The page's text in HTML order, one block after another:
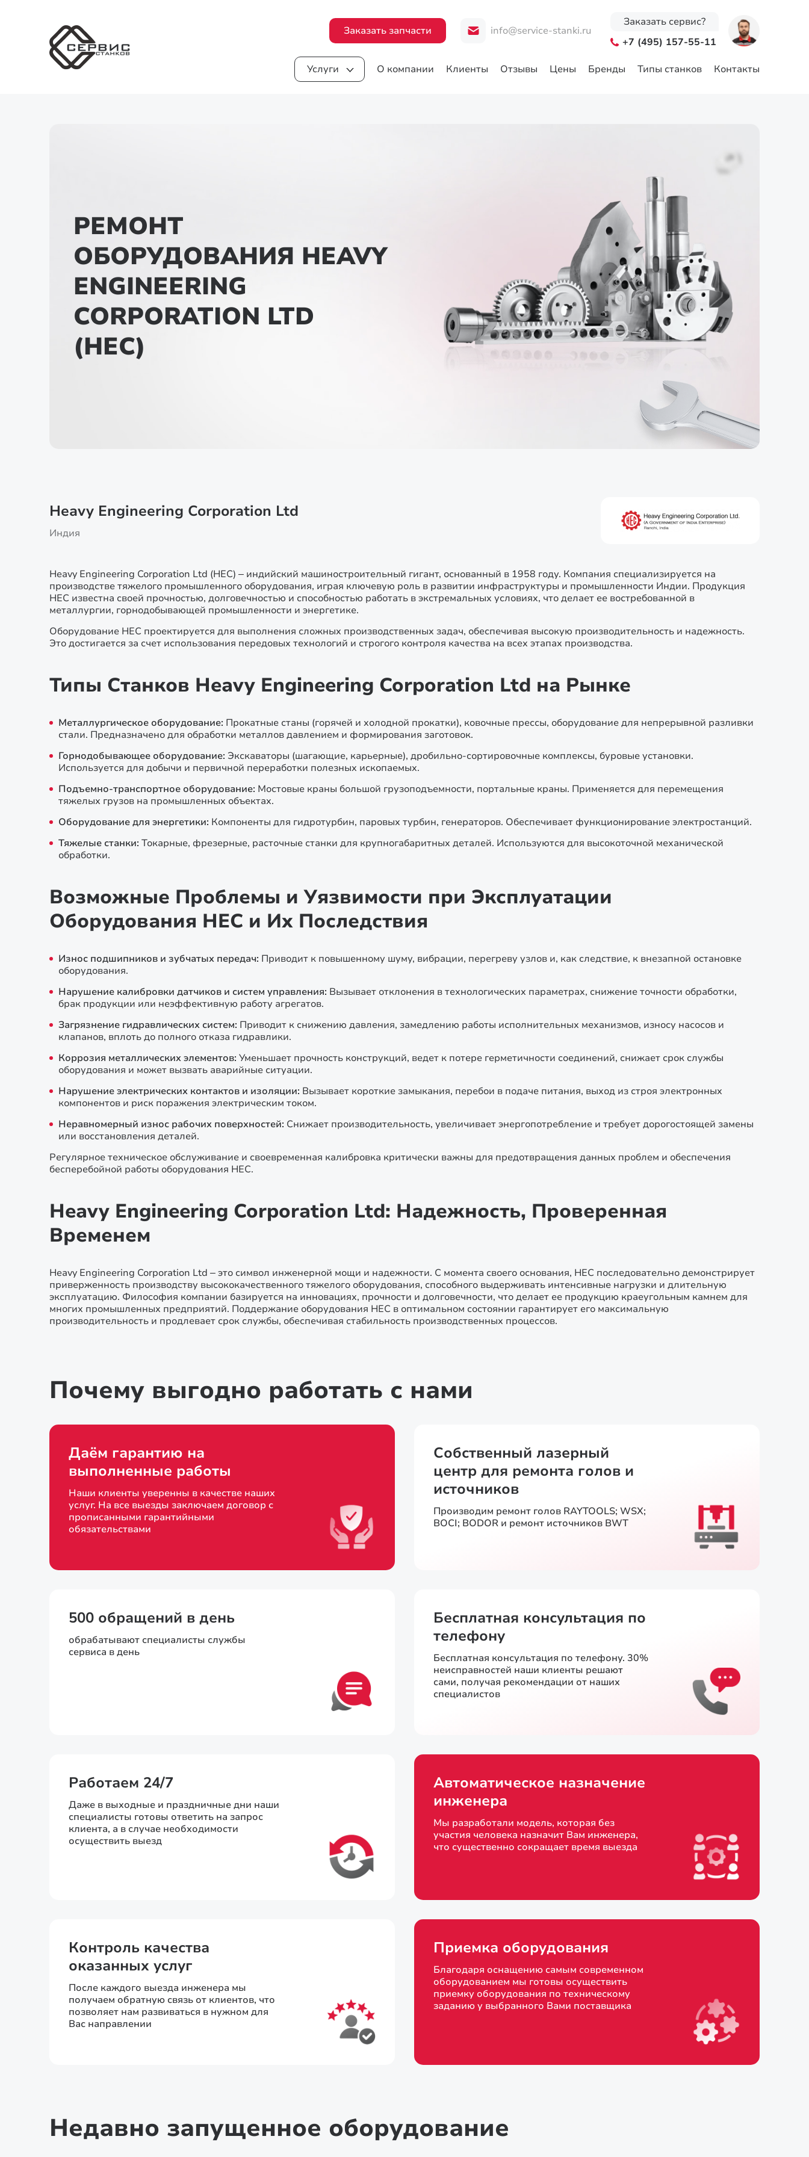
Услуги О компании Клиенты Отзывы Цены Бренды Типы станков Контакты
Заказать запчасти info@service-stanki.ru
Заказать сервис?
+7 (495) 157-55-11
РЕМОНТ
ОБОРУДОВАНИЯ HEAVY
ENGINEERING
CORPORATION LTD
(HEC)
Heavy Engineering Corporation Ltd
Индия
Heavy Engineering Corporation Ltd (HEC) – индийский машиностроительный гигант, основанный в 1958 году. Компания специализируется на
производстве тяжелого промышленного оборудования, играя ключевую роль в развитии инфраструктуры и промышленности Индии. Продукция
HEC известна своей прочностью, долговечностью и способностью работать в экстремальных условиях, что делает ее востребованной в
металлургии, горнодобывающей промышленности и энергетике.
Оборудование HEC проектируется для выполнения сложных производственных задач, обеспечивая высокую производительность и надежность.
Это достигается за счет использования передовых технологий и строгого контроля качества на всех этапах производства.
Типы Станков Heavy Engineering Corporation Ltd на Рынке
Металлургическое оборудование: Прокатные станы (горячей и холодной прокатки), ковочные прессы, оборудование для непрерывной разливки
стали. Предназначено для обработки металлов давлением и формирования заготовок.
Горнодобывающее оборудование: Экскаваторы (шагающие, карьерные), дробильно-сортировочные комплексы, буровые установки.
Используется для добычи и первичной переработки полезных ископаемых.
Подъемно-транспортное оборудование: Мостовые краны большой грузоподъемности, портальные краны. Применяется для перемещения
тяжелых грузов на промышленных объектах.
Оборудование для энергетики: Компоненты для гидротурбин, паровых турбин, генераторов. Обеспечивает функционирование электростанций.
Тяжелые станки: Токарные, фрезерные, расточные станки для крупногабаритных деталей. Используются для высокоточной механической
обработки.
Возможные Проблемы и Уязвимости при Эксплуатации
Оборудования HEC и Их Последствия
Износ подшипников и зубчатых передач: Приводит к повышенному шуму, вибрации, перегреву узлов и, как следствие, к внезапной остановке
оборудования.
Нарушение калибровки датчиков и систем управления: Вызывает отклонения в технологических параметрах, снижение точности обработки,
брак продукции или неэффективную работу агрегатов.
Загрязнение гидравлических систем: Приводит к снижению давления, замедлению работы исполнительных механизмов, износу насосов и
клапанов, вплоть до полного отказа гидравлики.
Коррозия металлических элементов: Уменьшает прочность конструкций, ведет к потере герметичности соединений, снижает срок службы
оборудования и может вызвать аварийные ситуации.
Нарушение электрических контактов и изоляции: Вызывает короткие замыкания, перебои в подаче питания, выход из строя электронных
компонентов и риск поражения электрическим током.
Неравномерный износ рабочих поверхностей: Снижает производительность, увеличивает энергопотребление и требует дорогостоящей замены
или восстановления деталей.
Регулярное техническое обслуживание и своевременная калибровка критически важны для предотвращения данных проблем и обеспечения
бесперебойной работы оборудования HEC.
Heavy Engineering Corporation Ltd: Надежность, Проверенная
Временем
Heavy Engineering Corporation Ltd – это символ инженерной мощи и надежности. С момента своего основания, HEC последовательно демонстрирует
приверженность производству высококачественного тяжелого оборудования, способного выдерживать интенсивные нагрузки и длительную
эксплуатацию. Философия компании базируется на инновациях, прочности и долговечности, что делает ее продукцию краеугольным камнем для
многих промышленных предприятий. Поддержание оборудования HEC в оптимальном состоянии гарантирует его максимальную
производительность и продлевает срок службы, обеспечивая стабильность производственных процессов.
Почему выгодно работать с нами
Даём гарантию на
выполненные работы
Наши клиенты уверенны в качестве наших
услуг. На все выезды заключаем договор с
прописанными гарантийными
обязательствами
Собственный лазерный
центр для ремонта голов и
источников
Производим ремонт голов RAYTOOLS; WSX;
BOCI; BODOR и ремонт источников BWT
500 обращений в день
обрабатывают специалисты службы
сервиса в день
Бесплатная консультация по
телефону
Бесплатная консультация по телефону. 30%
неисправностей наши клиенты решают
сами, получая рекомендации от наших
специалистов
Работаем 24/7
Даже в выходные и праздничные дни наши
специалисты готовы ответить на запрос
клиента, а в случае необходимости
осуществить выезд
Автоматическое назначение
инженера
Мы разработали модель, которая без
участия человека назначит Вам инженера,
что существенно сокращает время выезда
Контроль качества
оказанных услуг
После каждого выезда инженера мы
получаем обратную связь от клиентов, что
позволяет нам развиваться в нужном для
Вас направлении
Приемка оборудования
Благодаря оснащению самым современном
оборудованием мы готовы осуществить
приемку оборудования по техническому
заданию у выбранного Вами поставщика
Недавно запущенное оборудование